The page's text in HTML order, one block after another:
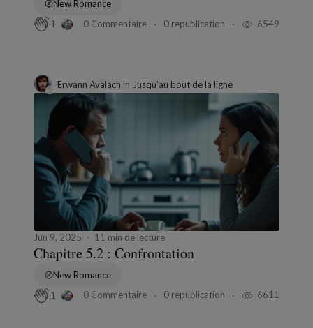
New Romance
1
0 Commentaire 0 republication 6549
Erwann Avalach in Jusqu'au bout de la ligne
Jun 9, 2025 11 min de lecture
Chapitre 5.2 : Confrontation
New Romance
1
0 Commentaire 0 republication 6611